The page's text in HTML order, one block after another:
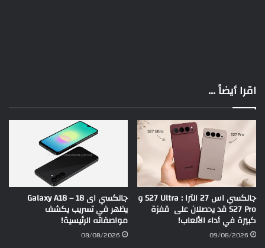
اقرا أيضاً ...
جالكسي اس 27 الترا : S27 Ultra و
S27 Pro قد يحصلان على قفزة
كبيرة في أداء الألعاب!
09/08/2026
جالكسي اى 18 – Galaxy A18
يظهر في تسريب يكشف
مواصفاته الرئيسية!
08/08/2026